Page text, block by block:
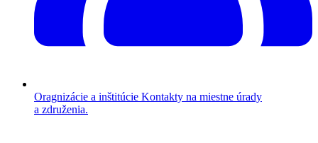
Oragnizácie a inštitúcie Kontakty na miestne úrady
a združenia.